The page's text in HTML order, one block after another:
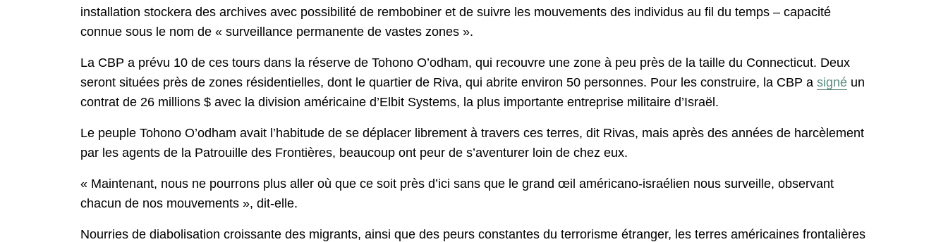
installation stockera des archives avec possibilité de rembobiner et de suivre les mouvements des individus au fil du temps – capacité
connue sous le nom de « surveillance permanente de vastes zones ».
La CBP a prévu 10 de ces tours dans la réserve de Tohono O’odham, qui recouvre une zone à peu près de la taille du Connecticut. Deux
seront situées près de zones résidentielles, dont le quartier de Riva, qui abrite environ 50 personnes. Pour les construire, la CBP a signé un
contrat de 26 millions $ avec la division américaine d’Elbit Systems, la plus importante entreprise militaire d’Israël.
Le peuple Tohono O’odham avait l’habitude de se déplacer librement à travers ces terres, dit Rivas, mais après des années de harcèlement
par les agents de la Patrouille des Frontières, beaucoup ont peur de s’aventurer loin de chez eux.
« Maintenant, nous ne pourrons plus aller où que ce soit près d’ici sans que le grand œil américano-israélien nous surveille, observant
chacun de nos mouvements », dit-elle.
Nourries de diabolisation croissante des migrants, ainsi que des peurs constantes du terrorisme étranger, les terres américaines frontalières